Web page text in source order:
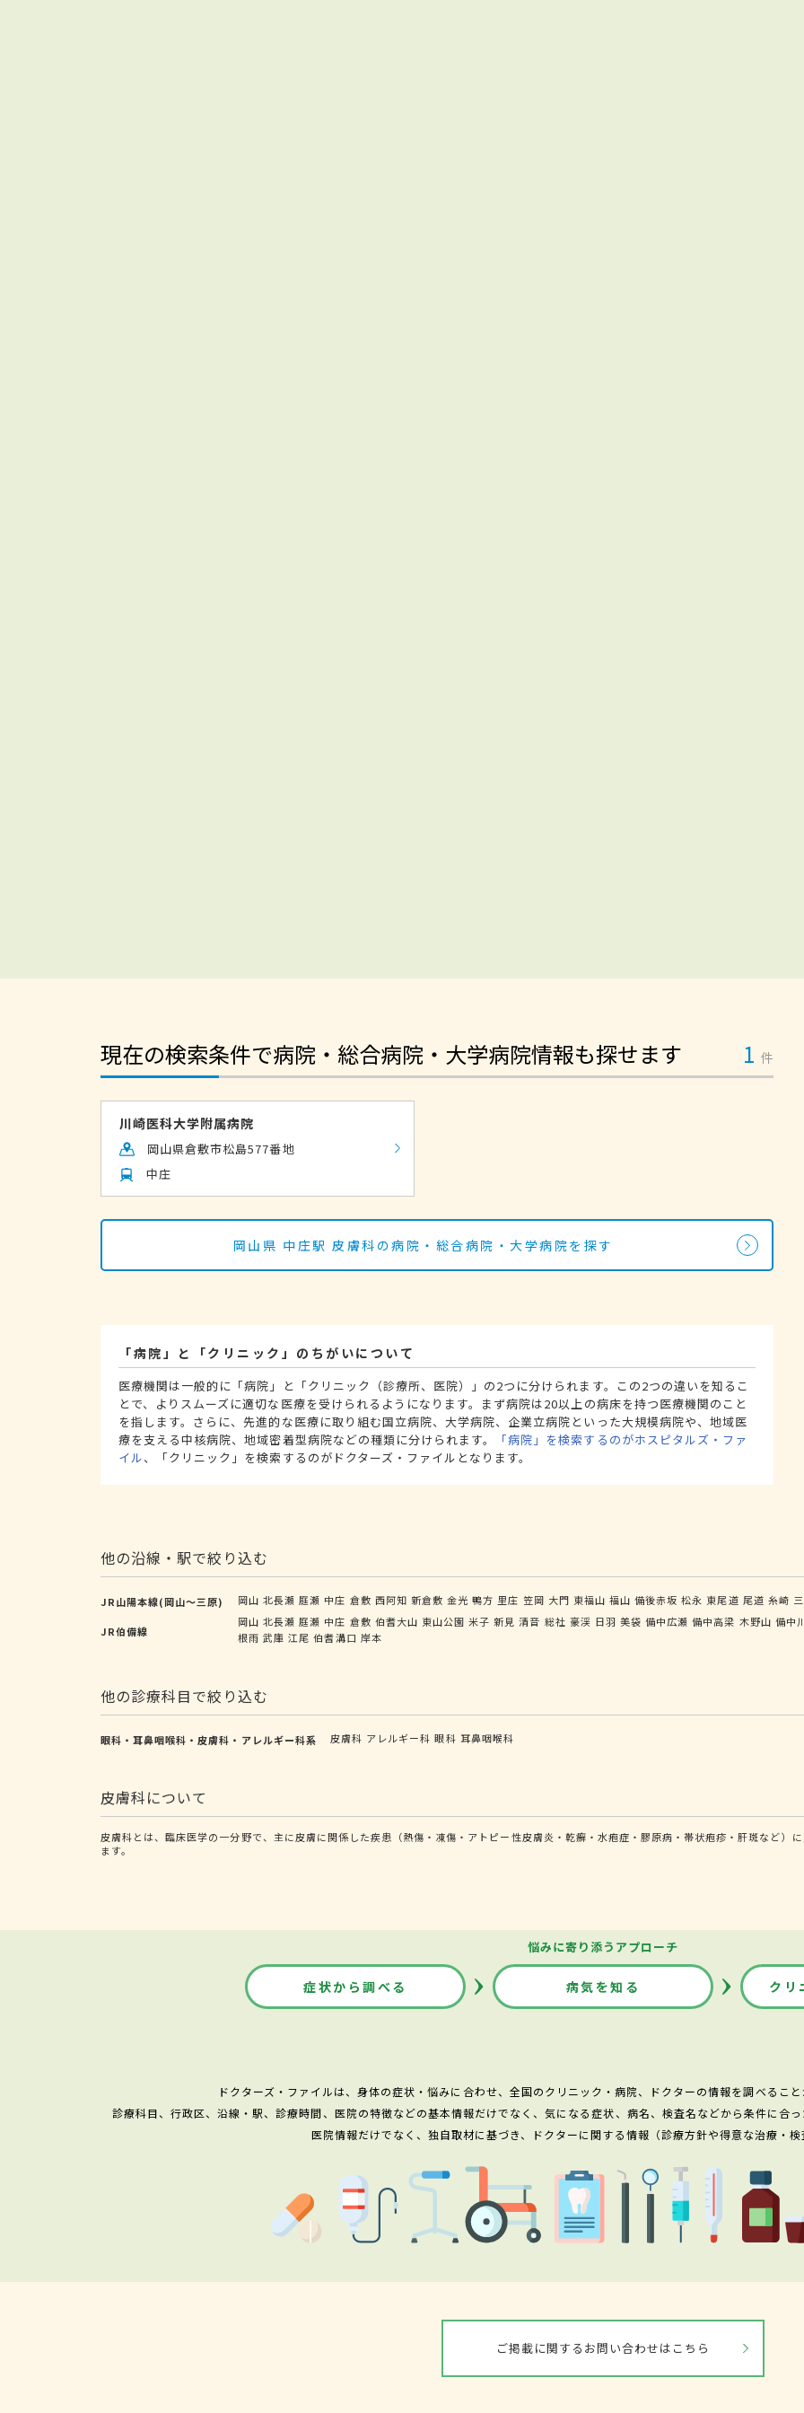
現在の検索条件で病院・総合病院・大学病院情報も探せます 1 件
川崎医科大学附属病院
岡山県倉敷市松島577番地
中庄
岡山県 中庄駅 皮膚科の病院・総合病院・大学病院を探す
「病院」と「クリニック」のちがいについて
医療機関は一般的に「病院」と「クリニック（診療所、医院）」の2つに分けられます。この2つの違いを知るこ
とで、よりスムーズに適切な医療を受けられるようになります。まず病院は20以上の病床を持つ医療機関のこと
を指します。さらに、先進的な医療に取り組む国立病院、大学病院、企業立病院といった大規模病院や、地域医
療を支える中核病院、地域密着型病院などの種類に分けられます。
「病院」を検索するのがホスピタルズ・ファ
イル、「クリニック」を検索するのがドクターズ・ファイルとなります。
他の沿線・駅で絞り込む
JR山陽本線(岡山～三原) 岡山 北長瀬 庭瀬 中庄 倉敷 西阿知 新倉敷 金光 鴨方 里庄 笠岡 大門 東福山 福山 備後赤坂 松永 東尾道 尾道 糸崎
JR伯備線
岡山 北長瀬 庭瀬 中庄 倉敷 伯耆大山 東山公園 米子 新見 清音 総社 豪渓 日羽 美袋 備中広瀬 備中高梁 木野山 備中
根雨 武庫 江尾 伯耆溝口 岸本
他の診療科目で絞り込む
眼科・耳鼻咽喉科・皮膚科・アレルギー科系 皮膚科 アレルギー科 眼科 耳鼻咽喉科
皮膚科について
皮膚科とは、臨床医学の一分野で、主に皮膚に関係した疾患（熱傷・凍傷・アトピー性皮膚炎・乾癬・水疱症・膠原病・帯状疱疹・肝斑など）
ます。
悩みに寄り添うアプローチ
症状から調べる 病気を知る クリ
ドクターズ・ファイルは、身体の症状・悩みに合わせ、全国のクリニック・病院、ドクターの情報を調べるこ
診療科目、行政区、沿線・駅、診療時間、医院の特徴などの基本情報だけでなく、気になる症状、病名、検査名などから条件に合
医院情報だけでなく、独自取材に基づき、ドクターに関する情報（診療方針や得意な治療・
ご掲載に関するお問い合わせはこちら